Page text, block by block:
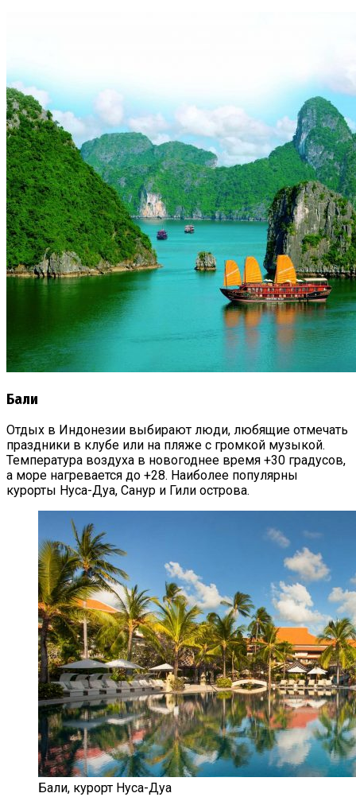
Бали
Отдых в Индонезии выбирают люди, любящие отмечать
праздники в клубе или на пляже с громкой музыкой.
Температура воздуха в новогоднее время +30 градусов,
а море нагревается до +28. Наиболее популярны
курорты Нуса-Дуа, Санур и Гили острова.
Бали, курорт Нуса-Дуа